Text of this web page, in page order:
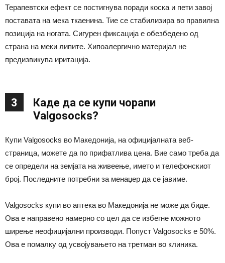
Терапевтски ефект се постигнува поради коска и пети завој
поставата на мека ткаенина. Тие се стабилизира во правилна
позиција на ногата. Сигурен фиксација е обезбедено од
страна на меки липите. Хипоалергично материјал не
предизвикува иритација.
3
Каде да се купи чорапи
Valgosocks?
Купи Valgosocks во Македонија, на официјалната веб-
страница, можете да по прифатлива цена. Вие само треба да
се определи на земјата на живеење, името и телефонскиот
број. Последните потребни за менаџер да се јавиме.
Valgosocks купи во аптека во Македонија не може да биде.
Ова е направено намерно со цел да се избегне можното
ширење неофицијални производи. Попуст Valgosocks е 50%.
Ова е помалку од усвојувањето на третман во клиника.